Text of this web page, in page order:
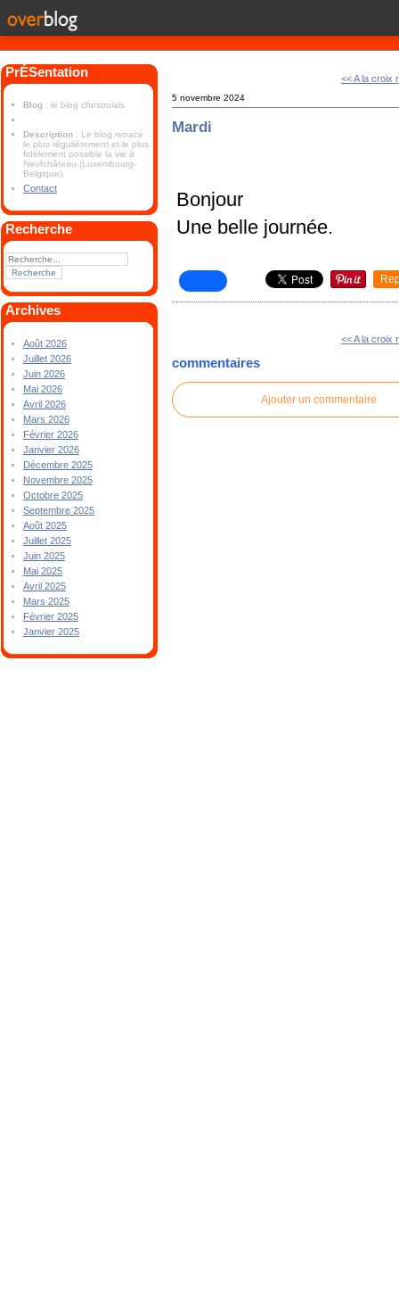
PrÉSentation
Blog : le blog chestrolais
Description : Le blog retrace
le plus régulièrement et le plus
fidèlement possible la vie à
Neufchâteau (Luxembourg-
Belgique).
Contact
Recherche
Archives
Août 2026
Juillet 2026
Juin 2026
Mai 2026
Avril 2026
Mars 2026
Février 2026
Janvier 2026
Décembre 2025
Novembre 2025
Octobre 2025
Septembre 2025
Août 2025
Juillet 2025
Juin 2025
Mai 2025
Avril 2025
Mars 2025
Février 2025
Janvier 2025
<< A la croix
5 novembre 2024
Mardi
Bonjour
Une belle journée.
<< A la croix
commentaires
Ajouter un commentaire